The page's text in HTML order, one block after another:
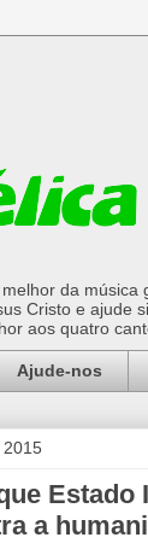
da
Cristo e ajude
aos quatro
Ajude-nos
a